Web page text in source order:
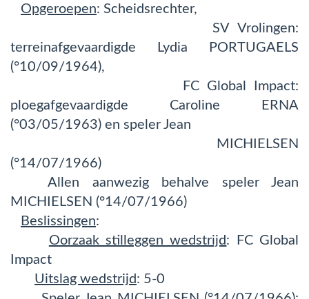
Opgeroepen: Scheidsrechter,
SV Vrolingen:
terreinafgevaardigde Lydia PORTUGAELS
(°10/09/1964),
FC Global Impact:
ploegafgevaardigde Caroline ERNA
(°03/05/1963) en speler Jean
MICHIELSEN
(°14/07/1966)
Allen aanwezig behalve speler Jean
MICHIELSEN (°14/07/1966)
Beslissingen:
Oorzaak stilleggen wedstrijd: FC Global
Impact
Uitslag wedstrijd: 5-0